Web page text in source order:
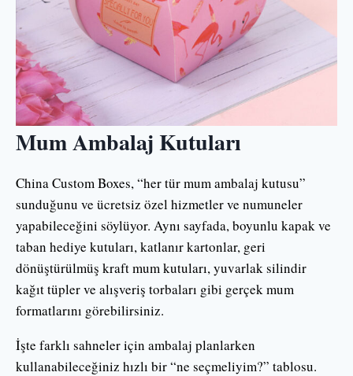
Mum Ambalaj Kutuları
China Custom Boxes, “her tür mum ambalaj kutusu”
sunduğunu ve ücretsiz özel hizmetler ve numuneler
yapabileceğini söylüyor. Aynı sayfada, boyunlu kapak ve
taban hediye kutuları, katlanır kartonlar, geri
dönüştürülmüş kraft mum kutuları, yuvarlak silindir
kağıt tüpler ve alışveriş torbaları gibi gerçek mum
formatlarını görebilirsiniz.
İşte farklı sahneler için ambalaj planlarken
kullanabileceğiniz hızlı bir “ne seçmeliyim?” tablosu.